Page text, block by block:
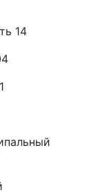
14